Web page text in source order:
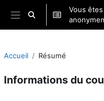
Passer au contenu principal
Panneau latéral
Activer/désactiver la
Vous
Accueil Résumé
Informations du